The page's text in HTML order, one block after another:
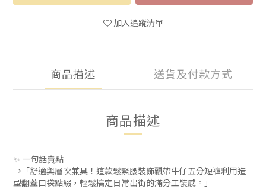
加入追蹤清單
商品描述 送貨及付款方式
商品描述
✨ 一句話賣點
→「舒適與層次兼具！這款鬆緊腰裝飾飄帶牛仔五分短褲利用造
型翻蓋口袋點綴，輕鬆搞定日常出街的滿分工裝感。」